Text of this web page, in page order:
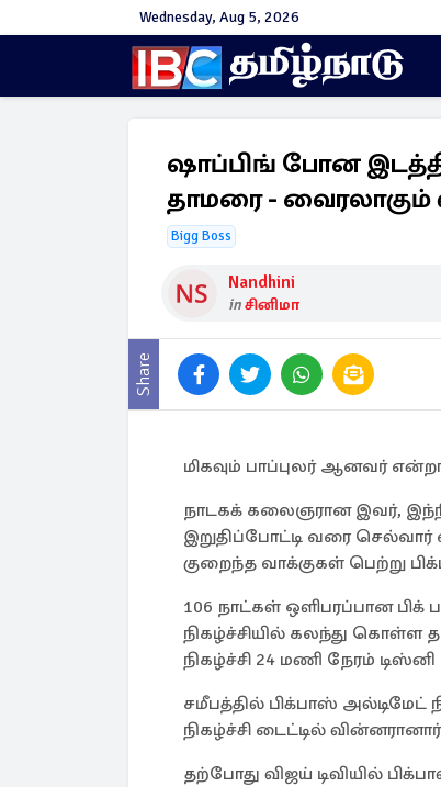
Wednesday, Aug 5, 2026
ஷாப்பிங் போன
தாமரை - வைரலாகும்
Bigg Boss
Nandhini
inசினிமா
Share
மிகவும் பாப்புலர் ஆனவர்
நாடகக் கலைஞரான இவர்,
இறுதிப்போட்டி வரை செல்வார்
குறைந்த வாக்குகள் பெற்று
106 நாட்கள் ஒளிபரப்பான பிக்
நிகழ்ச்சியில் கலந்து கொள்ள
நிகழ்ச்சி 24 மணி நேரம்
சமீபத்தில் பிக்பாஸ் அல்டிமேட்
நிகழ்ச்சி டைட்டில்
தற்போது விஜய் டிவியில்